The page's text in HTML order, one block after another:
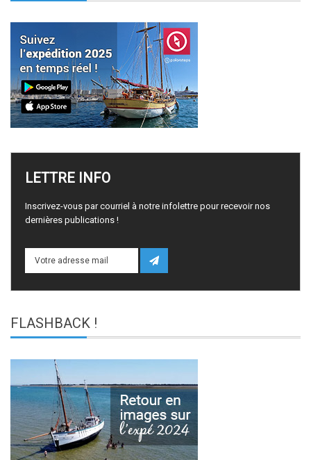
LETTRE INFO
Inscrivez-vous par courriel à notre infolettre pour recevoir nos
dernières publications !
FLASHBACK !